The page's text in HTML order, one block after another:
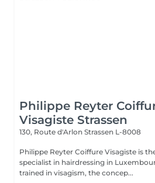
Philippe Reyter
Visagiste Strassen
130, Route d'Arlon Strassen L-8008
Philippe Reyter Coiffure Visagiste is
specialist in hairdressing in
trained in visagism, the concep...